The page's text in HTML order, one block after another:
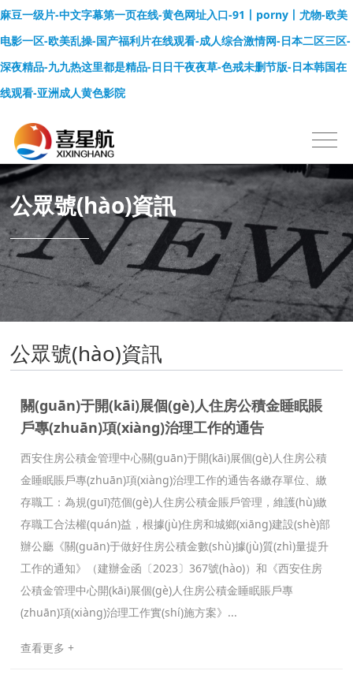
麻豆一级片-中文字幕第一页在线-黄色网址入口-91丨porny丨尤物-欧美
电影一区-欧美乱操-国产福利片在线观看-成人综合激情网-日本二区三区-
深夜精品-九九热这里都是精品-日日干夜夜草-色戒未删节版-日本韩国在
线观看-亚洲成人黄色影院
公眾號(hào)資訊
公眾號(hào)資訊
關(guān)于開(kāi)展個(gè)人住房公積金睡眠賬
戶專(zhuān)項(xiàng)治理工作的通告
西安住房公積金管理中心關(guān)于開(kāi)展個(gè)人住房公積
金睡眠賬戶專(zhuān)項(xiàng)治理工作的通告各繳存單位、繳
存職工：為規(guī)范個(gè)人住房公積金賬戶管理，維護(hù)繳
存職工合法權(quán)益，根據(jù)住房和城鄉(xiāng)建設(shè)部
辦公廳《關(guān)于做好住房公積金數(shù)據(jù)質(zhì)量提升
工作的通知》（建辦金函〔2023〕367號(hào)）和《西安住房
公積金管理中心開(kāi)展個(gè)人住房公積金睡眠賬戶專
(zhuān)項(xiàng)治理工作實(shí)施方案》...
查看更多 +